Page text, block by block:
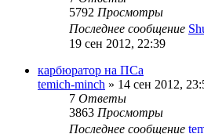
5792 Просмотры
Последнее сообщение
19 сен 2012, 22:39
карбюратор на ПСа
temich-minch » 14 сен 2012,
7 Ответы
3863 Просмотры
Последнее сообщение